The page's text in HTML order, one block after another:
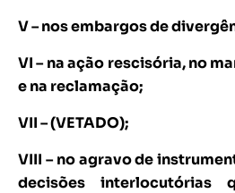
V – nos embargos de
VI – na ação rescisória, no
e na reclamação;
VII – (VETADO);
VIII – no agravo de
decisões interlocutórias